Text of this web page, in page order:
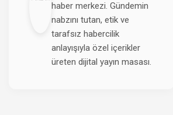
haber merkezi. Gündemin
nabzını tutan, etik ve
tarafsız habercilik
anlayışıyla özel içerikler
üreten dijital yayın masası.